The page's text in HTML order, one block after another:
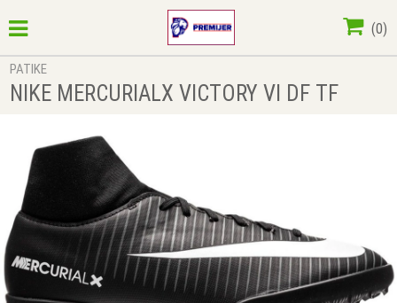
(0)
PATIKE
NIKE MERCURIALX VICTORY VI DF TF